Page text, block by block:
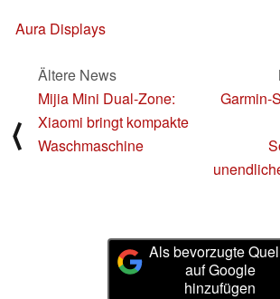
Aura Displays
⟨
Ältere News
Mijia Mini Dual-Zone:
Xiaomi bringt kompakte
Waschmaschine
Garmin-
Als bevorzugte
auf Google
hinzufügen